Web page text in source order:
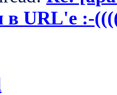
в URL'e :-